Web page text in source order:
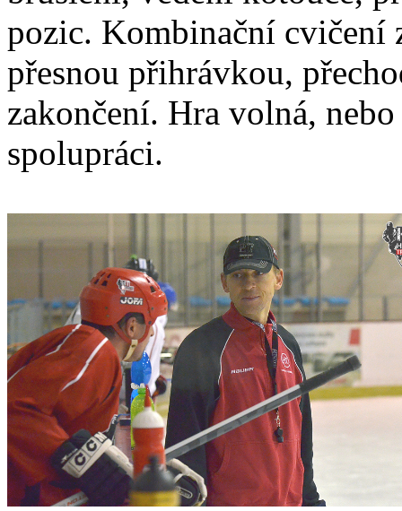
pozic. Kombinační cvičení
přesnou přihrávkou,
zakončení. Hra volná,
spolupráci.